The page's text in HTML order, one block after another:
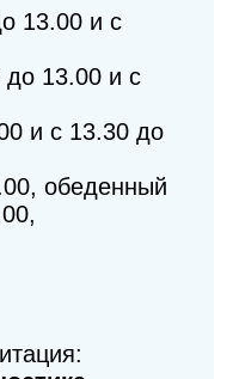
13.00 и с
до 13.00 и с
и с 13.30 до
обеденный